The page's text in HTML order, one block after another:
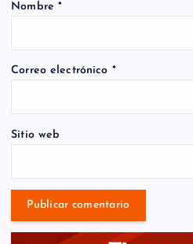
Nombre*
Correo electrónico *
Sitio web